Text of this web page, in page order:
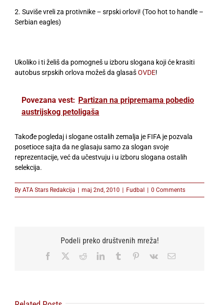
2. Suviše vreli za protivnike – srpski orlovi! (Too hot to handle –
Serbian eagles)
Ukoliko i ti želiš da pomogneš u izboru slogana koji će krasiti
autobus srpskih orlova možeš da glasašOVDE!
Povezana vest: Partizan na pripremama pobedio
austrijskog petoligaša
Takođe pogledaj i slogane ostalih zemalja je FIFA je pozvala
posetioce sajta da ne glasaju samo za slogan svoje
reprezentacije, već da učestvuju i u izboru slogana ostalih
selekcija.
By ATA Stars Redakcija maj 2nd, 2010 Fudbal 0 Comments
Podeli preko društvenih mreža!
Facebook RedditLinkedInTumblr Pinterest
Vk Email